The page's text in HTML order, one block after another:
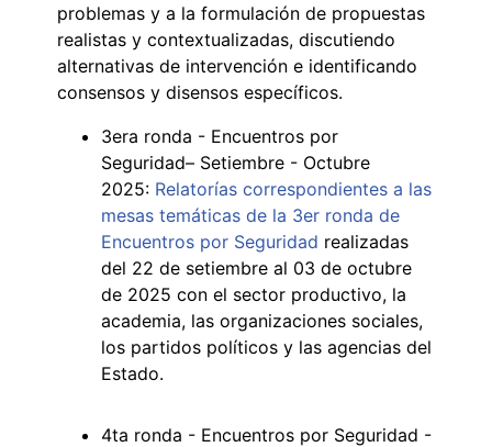
problemas y a la formulación de propuestas
realistas y contextualizadas, discutiendo
alternativas de intervención e identificando
consensos y disensos específicos.
3era ronda - Encuentros por
Seguridad– Setiembre - Octubre
2025: Relatorías correspondientes a las
mesas temáticas de la 3er ronda de
Encuentros por Seguridad realizadas
del 22 de setiembre al 03 de octubre
de 2025 con el sector productivo, la
academia, las organizaciones sociales,
los partidos políticos y las agencias del
Estado.
4ta ronda - Encuentros por Seguridad -